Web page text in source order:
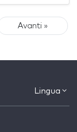
Avanti »
Lingua